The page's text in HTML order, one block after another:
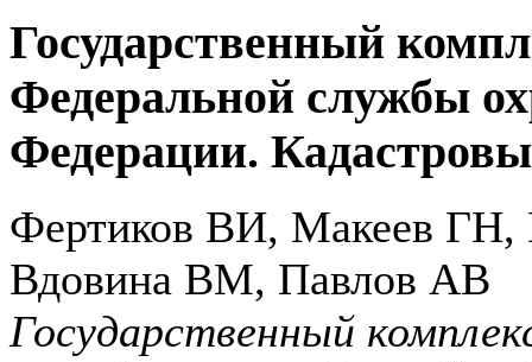
Государственный
Федеральной службы
Федерации.
Фертиков ВИ, Макеев
Вдовина ВМ, Павлов АВ
Государственный